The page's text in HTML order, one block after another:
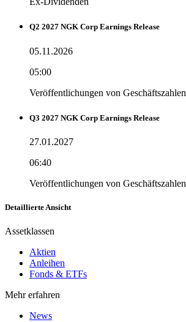
Q2 2027 NGK Corp Earnings Release
05.11.2026
05:00
Veröffentlichungen von Geschäftszahlen
Q3 2027 NGK Corp Earnings Release
27.01.2027
06:40
Veröffentlichungen von Geschäftszahlen
Detaillierte Ansicht
Assetklassen
Aktien
Anleihen
Fonds & ETFs
Mehr erfahren
News